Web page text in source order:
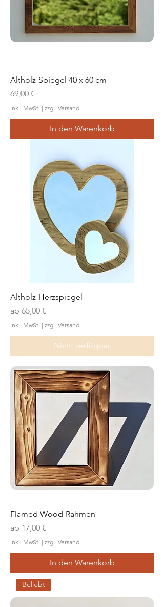
Altholz-Spiegel 40 x 60 cm
Preis
69,00 €
inkl. MwSt. | zzgl. Versand
In den Warenkorb
Altholz-Herzspiegel
ab 65,00 €
Sale-Preis
inkl. MwSt. | zzgl. Versand
Nicht verfügbar
Flamed Wood-Rahmen
ab 17,00 €
Sale-Preis
inkl. MwSt. | zzgl. Versand
In den Warenkorb
Beliebt